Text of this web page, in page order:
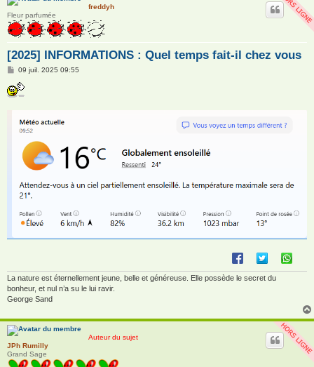
freddyh
Fleur parfumée
[2025] INFORMATIONS : Quel temps fait-il chez vous
M
s
s
09 juil. 2025 09:55
La nature est éternellement jeune, belle et généreuse. Elle possède le secret du
bonheur, et nul n’a su le lui ravir.
George Sand
Auteur du sujet
JPh Rumilly
Grand Sage